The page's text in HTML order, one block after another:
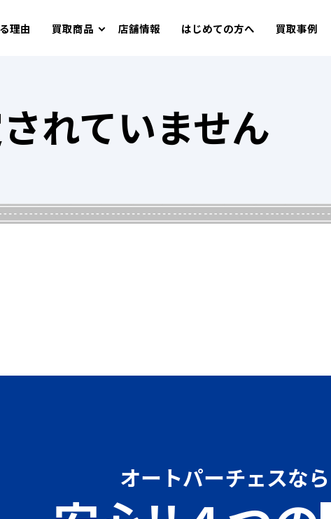
理由 買取商品 店舗情報 はじめての方へ 買取事例
れていません
オートパーチェスなら